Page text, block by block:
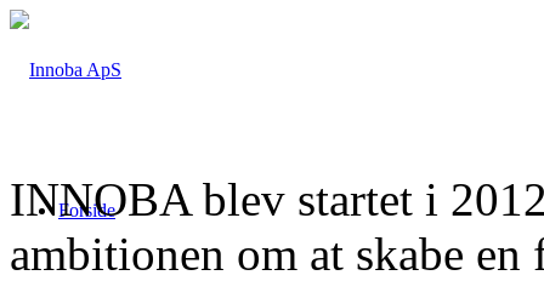
Forside
INNOBA blev startet i
ambitionen om at skabe